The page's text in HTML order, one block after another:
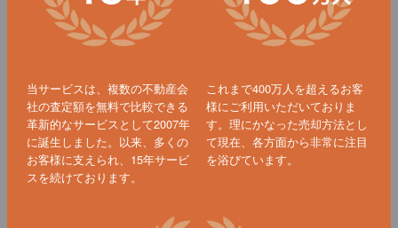
当サービスは、複数の不動産会
社の査定額を無料で比較できる
革新的なサービスとして2007年
に誕生しました。以来、多くの
お客様に支えられ、15年サービ
スを続けております。
これまで400万人を超えるお客
様にご利用いただいておりま
す。理にかなった売却方法とし
て現在、各方面から非常に注目
を浴びています。